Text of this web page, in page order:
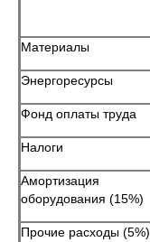
Материалы
Энергоресурсы
Фонд оплаты труда
Налоги
Амортизация
оборудования (15%)
Прочие расходы (5%)